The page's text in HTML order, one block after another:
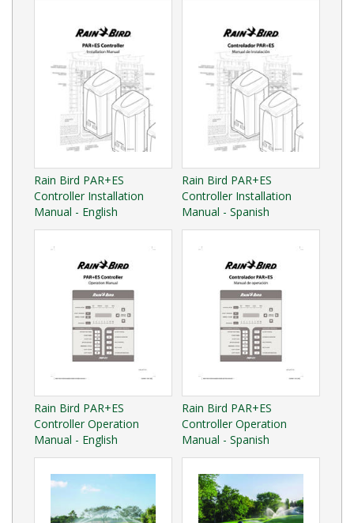
Rain Bird PAR+ES
Controller Installation
Manual - English
Rain Bird PAR+ES
Controller Installation
Manual - Spanish
Rain Bird PAR+ES
Controller Operation
Manual - English
Rain Bird PAR+ES
Controller Operation
Manual - Spanish